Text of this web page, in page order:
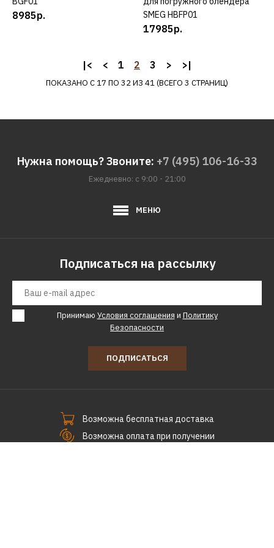
Лопатка KITCHENAID
5KSM35CFB для чаши 3.3
7485р.
KITCHENAID
5KSMFT для 5KSMFGA
11985р.
КУПИТЬ
ДОБАВИТЬ В ПОЖЕЛАНИЯ
SMEG
Набор аксессуаров для
14985р.
8985р.
SMEG HBFP01
17985р.
|< < 1 2 3 > >|
ПОКАЗАНО С 17 ПО 32 ИЗ 41 (ВСЕГО 3 СТРАНИЦ)
Нужна помощь? Звоните: +7 (495) 106-16-33
Ежедневно: с 9:00 - 21:00
МЕНЮ
Подписаться на рассылку
Принимаю Условия соглашения и Политику
Безопасности
ПОДПИСАТЬСЯ
Возможна бесплатная доставка
Возможна оплата при получении